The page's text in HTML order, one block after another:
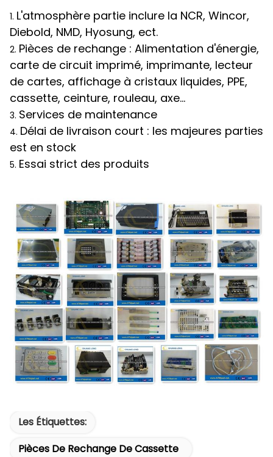
1. L'atmosphère partie inclure la NCR, Wincor,
Diebold, NMD, Hyosung, ect.
2. Pièces de rechange : Alimentation d'énergie,
carte de circuit imprimé, imprimante, lecteur
de cartes, affichage à cristaux liquides, PPE,
cassette, ceinture, rouleau, axe…
3. Services de maintenance
4. Délai de livraison court : les majeures parties
est en stock
5. Essai strict des produits
Les Étiquettes:
Pièces De Rechange De Cassette